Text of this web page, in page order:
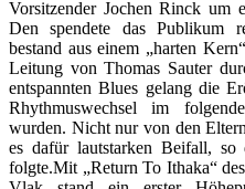
Vorsitzender Jochen Rinck um
Den spendete das Publikum
bestand aus einem „harten
Leitung von Thomas Sauter
entspannten Blues gelang die
Rhythmuswechsel im
wurden. Nicht nur von den
es dafür lautstarken Beifall, so
folgte.Mit „Return To Ithaka“